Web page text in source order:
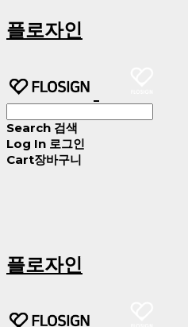
플로자인
Search 검색
Log In 로그인
Cart장바구니
플로자인